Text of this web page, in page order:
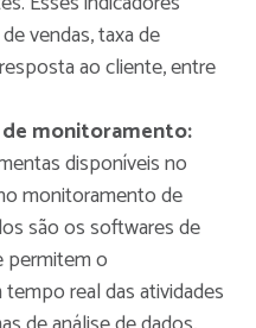
vendas, taxa de
ao cliente, entre
monitoramento:
disponíveis no
monitoramento de
são os softwares de
permitem o
real das atividades